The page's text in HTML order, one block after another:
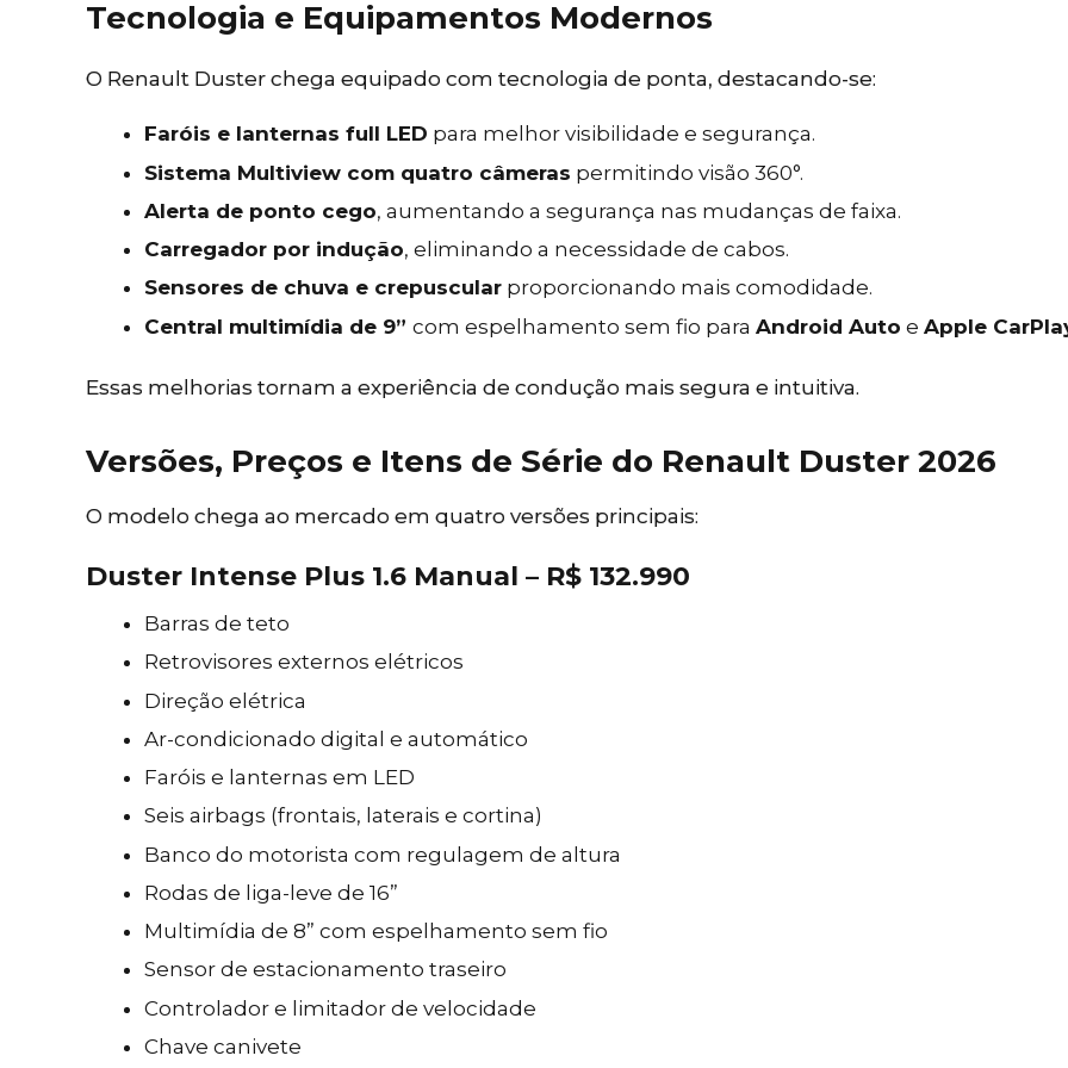
Tecnologia e Equipamentos Modernos
O Renault Duster chega equipado com tecnologia de ponta, destacando-se:
Faróis e lanternas full LED para melhor visibilidade e segurança.
Sistema Multiview com quatro câmeras permitindo visão 360°.
Alerta de ponto cego, aumentando a segurança nas mudanças de faixa.
Carregador por indução, eliminando a necessidade de cabos.
Sensores de chuva e crepuscular proporcionando mais comodidade.
Central multimídia de 9”com espelhamento sem fio paraAndroid Auto eApple
Essas melhorias tornam a experiência de condução mais segura e intuitiva.
Versões, Preços e Itens de Série do Renault Duster 2026
O modelo chega ao mercado em quatro versões principais:
Duster Intense Plus 1.6 Manual – R$ 132.990
Barras de teto
Retrovisores externos elétricos
Direção elétrica
Ar-condicionado digital e automático
Faróis e lanternas em LED
Seis airbags (frontais, laterais e cortina)
Banco do motorista com regulagem de altura
Rodas de liga-leve de 16”
Multimídia de 8” com espelhamento sem fio
Sensor de estacionamento traseiro
Controlador e limitador de velocidade
Chave canivete